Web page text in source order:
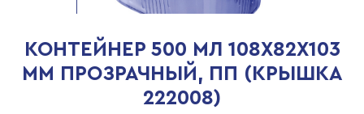
КОНТЕЙНЕР 500 МЛ 108Х82Х103
ММ ПРОЗРАЧНЫЙ, ПП (КРЫШКА
222008)